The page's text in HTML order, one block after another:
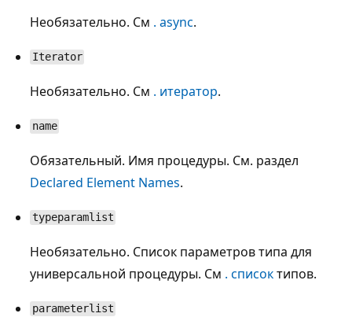
Необязательно. См . async.
Iterator
Необязательно. См . итератор.
name
Обязательный. Имя процедуры. См. раздел
Declared Element Names.
typeparamlist
Необязательно. Список параметров типа для
универсальной процедуры. См . списоктипов.
parameterlist